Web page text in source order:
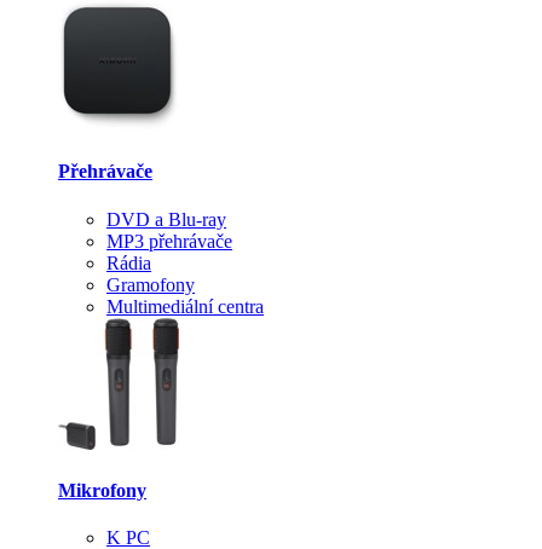
Přehrávače
DVD a Blu-ray
MP3 přehrávače
Rádia
Gramofony
Multimediální centra
Mikrofony
K PC